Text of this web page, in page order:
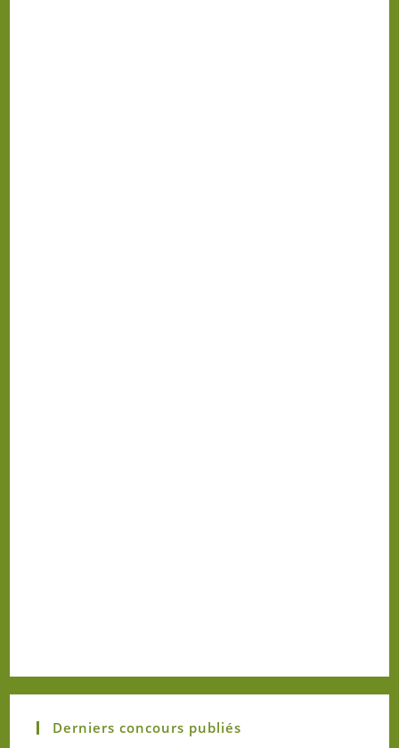
Derniers concours publiés